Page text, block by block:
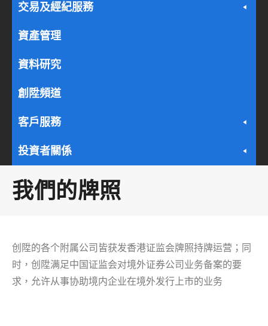
交易及經紀服務
資產管理
資料研究
創陞頻道
客戶服務
投資者關係
我們的牌照
创陞的各个附属公司皆获发香港证监会牌照持牌运营；同
时，创陞满足中国证监会对境外证券公司业务备案的要
求，允许从事协助境内企业在境外发行上市的业务